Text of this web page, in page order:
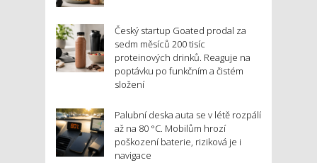
Český startup Goated prodal za
sedm měsíců 200 tisíc
proteinových drinků. Reaguje na
poptávku po funkčním a čistém
složení
Palubní deska auta se v létě rozpálí
až na 80 °C. Mobilům hrozí
poškození baterie, riziková je i
navigace